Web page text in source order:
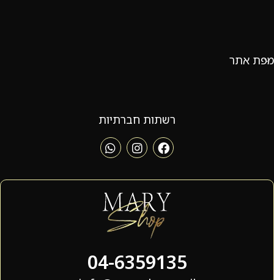
מפת אתר
רשתות חברתיות
04-6359135